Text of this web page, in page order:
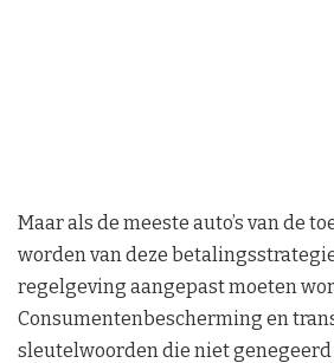
Maar als de meeste auto’s van de
worden van deze
regelgeving aangepast moeten
Consumentenbescherming en
sleutelwoorden die niet